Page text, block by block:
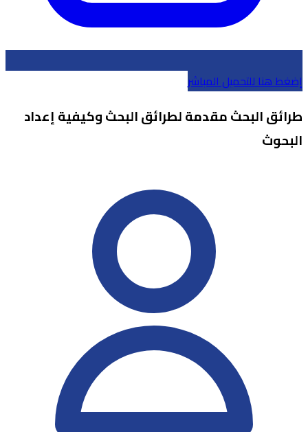
إضغط هنا للتحميل المباشر
طرائق البحث مقدمة لطرائق البحث وكيفية إعداد
البحوث